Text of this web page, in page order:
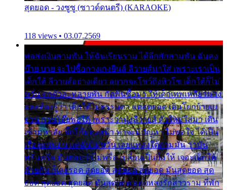
สุดยอด - วงซูซู (ซาวด์ดนตรี) (KARAOKE)
118 views • 03.07.2569
พ่อส่งเงินสามพัน ให้ฉันเรียนราม ได้อีกสักสามพัน ฉันคง
บ๊าย บาย จะไปซื้อกางเกงยีนส์ ลีวายส์มาใส่ เพราะเราเป็น
เด็กใต้ ลีวายส์อย่างเดียว อยากจะโชว์ถึงหิวโซ เด็กใต้ก็ไม่
หวั่น ตกตัวละหลายพัน กัดฟันซื้อมา ให้เด็กเทพเหลียวมอง
และต้องรู้ว่า เด็กใต้ไม่ธรรมดา แต่สุดยอด เดินโยกย้ายเย
ยวน กวนโอ๊ยพอได้ เพราะว่านุ่งลีวายส์ ตัวใหม่ใส่มา เดิน
เข้ามหาลัย จิ๊กโก๊มองหน้า ท่าจะมีปัญหา ไม่พอใจ ได้เป็น
เรื่องแน่นอน แต่ฉันไม่หวั่น เลยแหลงใต้ถามมัน ว่ามัน
พรั่นพรือ มันตอบว่าไม่พรื่อ เปลี่ยนเป็นยิ้มให้ เจอะเด็กใต้
ด้วยกัน ก็เลยรอด สุดยอด สุดยอด สุดยอด มันสุดยอด สุด
ยอด สุดยอด สุดยอด มันสุดยอด แอบหลงรักสาวราม ที่พัก